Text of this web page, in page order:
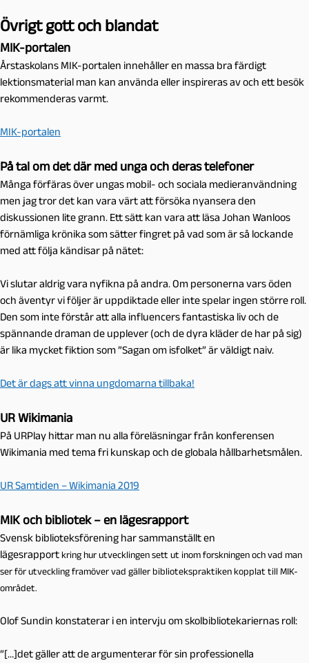
Övrigt gott och blandat
MIK-portalen
Årstaskolans MIK-portalen innehåller en massa bra färdigt
lektionsmaterial man kan använda eller inspireras av och ett besök
rekommenderas varmt.
MIK-portalen
På tal om det där med unga och deras telefoner
Många förfäras över ungas mobil- och sociala medieranvändning
men jag tror det kan vara värt att försöka nyansera den
diskussionen lite grann. Ett sätt kan vara att läsa Johan Wanloos
förnämliga krönika som sätter fingret på vad som är så lockande
med att följa kändisar på nätet:
Vi slutar aldrig vara nyfikna på andra. Om personerna vars öden
och äventyr vi följer är uppdiktade eller inte spelar ingen större roll.
Den som inte förstår att alla influencers fantastiska liv och de
spännande draman de upplever (och de dyra kläder de har på sig)
är lika mycket fiktion som ”Sagan om isfolket” är väldigt naiv.
Det är dags att vinna ungdomarna tillbaka!
UR Wikimania
På URPlay hittar man nu alla föreläsningar från konferensen
Wikimania med tema fri kunskap och de globala hållbarhetsmålen.
UR Samtiden – Wikimania 2019
MIK och bibliotek – en lägesrapport
Svensk biblioteksförening har sammanställt en
lägesrapport kring hur utvecklingen sett ut inom forskningen och vad man
ser för utveckling framövervad gäller bibliotekspraktiken kopplat till MIK-
området.
Olof Sundin konstaterar i en intervju om skolbibliotekariernas roll:
”[…]det gäller att de argumenterar för sin professionella